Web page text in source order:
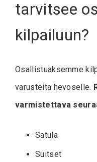
tarvitsee
kilpailuun?
Osallistuaksemme
varusteita hevoselle.
varmistettava
Satula
Suitset